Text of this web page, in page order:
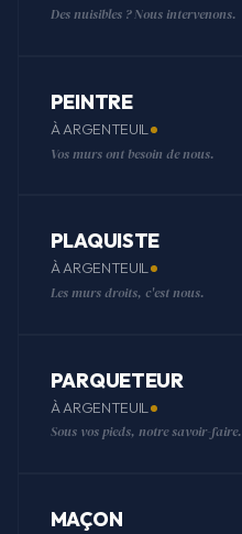
Des nuisibles ? Nous intervenons.
PEINTRE
À ARGENTEUIL
Vos murs ont besoin de nous.
PLAQUISTE
À ARGENTEUIL
Les murs droits, c'est nous.
PARQUETEUR
À ARGENTEUIL
Sous vos pieds, notre savoir-faire.
MAÇON